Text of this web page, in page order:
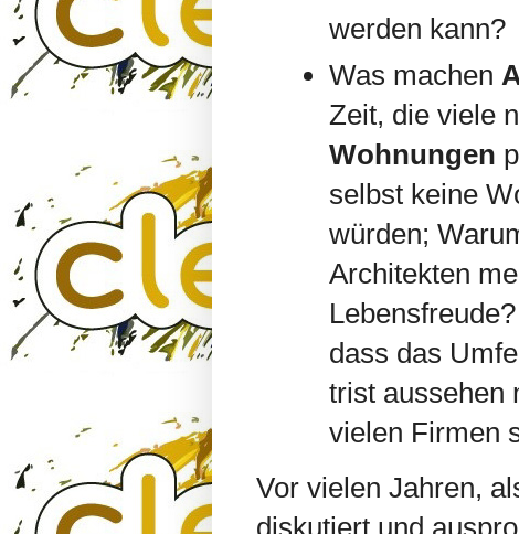
werden kann?
Was machen
Zeit, die viele
Wohnungen
selbst keine
würden;
Architekten
dass das
trist aussehen
vielen Firmen
Vor vielen Jahren,
diskutiert und